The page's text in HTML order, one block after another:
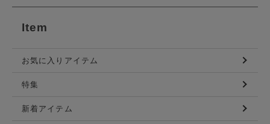
Item
お気に入りアイテム
特集
新着アイテム